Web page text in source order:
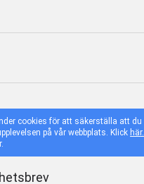
cookies för att säkerställa att du
på vår webbplats. Klick här.